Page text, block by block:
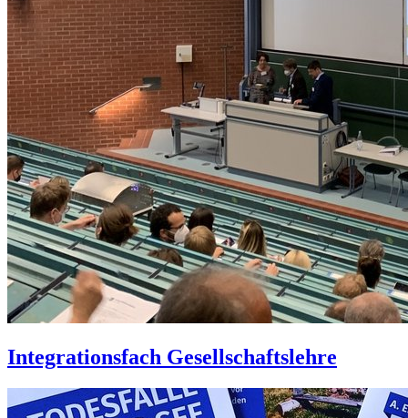
Integrationsfach Gesellschaftslehre